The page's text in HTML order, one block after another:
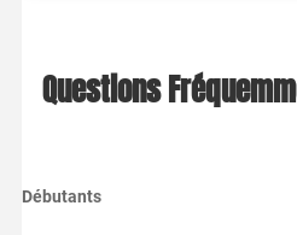
Questions
Débutants